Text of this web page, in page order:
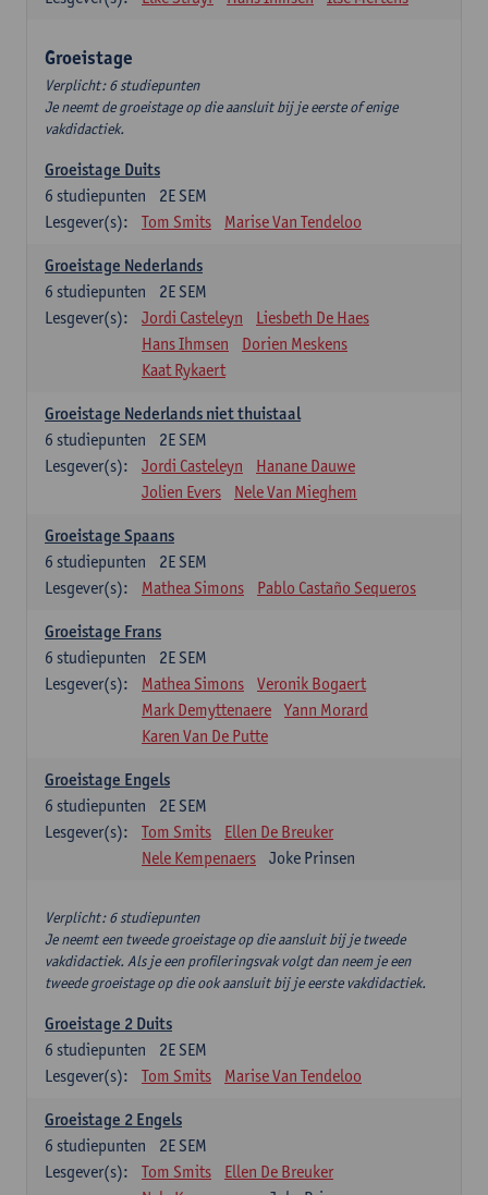
Groeistage
Verplicht: 6 studiepunten
Je neemt de groeistage op die aansluit bij je eerste of enige
vakdidactiek.
Groeistage Duits
2E SEM
6 studiepunten
Lesgever(s):
Tom Smits Marise Van Tendeloo
Groeistage Nederlands
2E SEM
6 studiepunten
Lesgever(s):
Jordi Casteleyn
Liesbeth De Haes
Hans Ihmsen
Dorien Meskens
Kaat Rykaert
Groeistage Nederlands niet thuistaal
2E SEM
6 studiepunten
Lesgever(s):
Jordi Casteleyn
Hanane Dauwe
Jolien Evers
Nele Van Mieghem
Groeistage Spaans
2E SEM
6 studiepunten
Lesgever(s):
Mathea Simons Pablo Castaño Sequeros
Groeistage Frans
2E SEM
6 studiepunten
Lesgever(s):
Mathea Simons
Veronik Bogaert
Mark Demyttenaere
Yann Morard
Karen Van De Putte
Groeistage Engels
2E SEM
6 studiepunten
Lesgever(s):
Tom Smits
Ellen De Breuker
Nele Kempenaers
Joke Prinsen
Verplicht: 6 studiepunten
Je neemt een tweede groeistage op die aansluit bij je tweede
vakdidactiek. Als je een profileringsvak volgt dan neem je een
tweede groeistage op die ook aansluit bij je eerste vakdidactiek.
Groeistage 2 Duits
2E SEM
6 studiepunten
Lesgever(s):
Tom Smits Marise Van Tendeloo
Groeistage 2 Engels
2E SEM
6 studiepunten
Lesgever(s):
Tom Smits
Ellen De Breuker